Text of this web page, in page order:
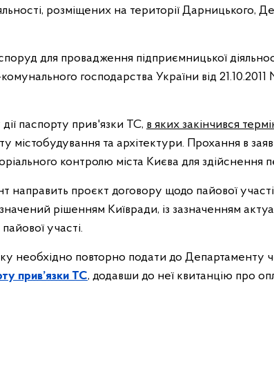
розміщених на території Дарницького,
для провадження підприємницької
господарства України від
паспорту прив'язки ТС, в яких закінчився
містобудування та архітектури. Прохання в
контролю міста Києва для здійснення
проєкт договору щодо пайової
рішенням Київради, із зазначенням
участі.
необхідно повторно подати до
прив’язки ТС, додавши до неї квитанцію про